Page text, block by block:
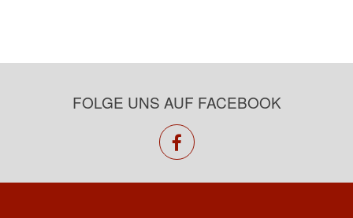
FOLGE UNS AUF FACEBOOK
facebook